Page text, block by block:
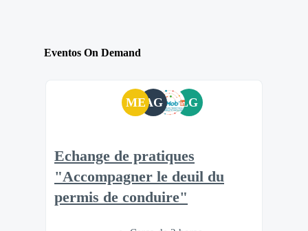
Eventos On Demand
MEAG LG
Echange de pratiques
"Accompagner le deuil du
permis de conduire"